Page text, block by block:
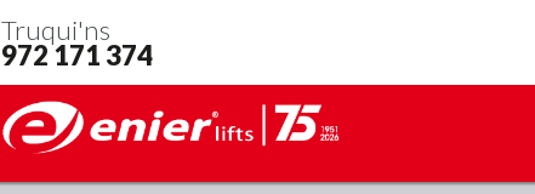
Truqui'ns
972 171 374